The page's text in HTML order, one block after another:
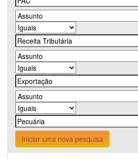
Iniciar uma nova pesquisa